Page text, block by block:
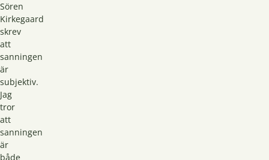
Sören
Kirkegaard
skrev
att
sanningen
är
subjektiv.
Jag
tror
att
sanningen
är
både